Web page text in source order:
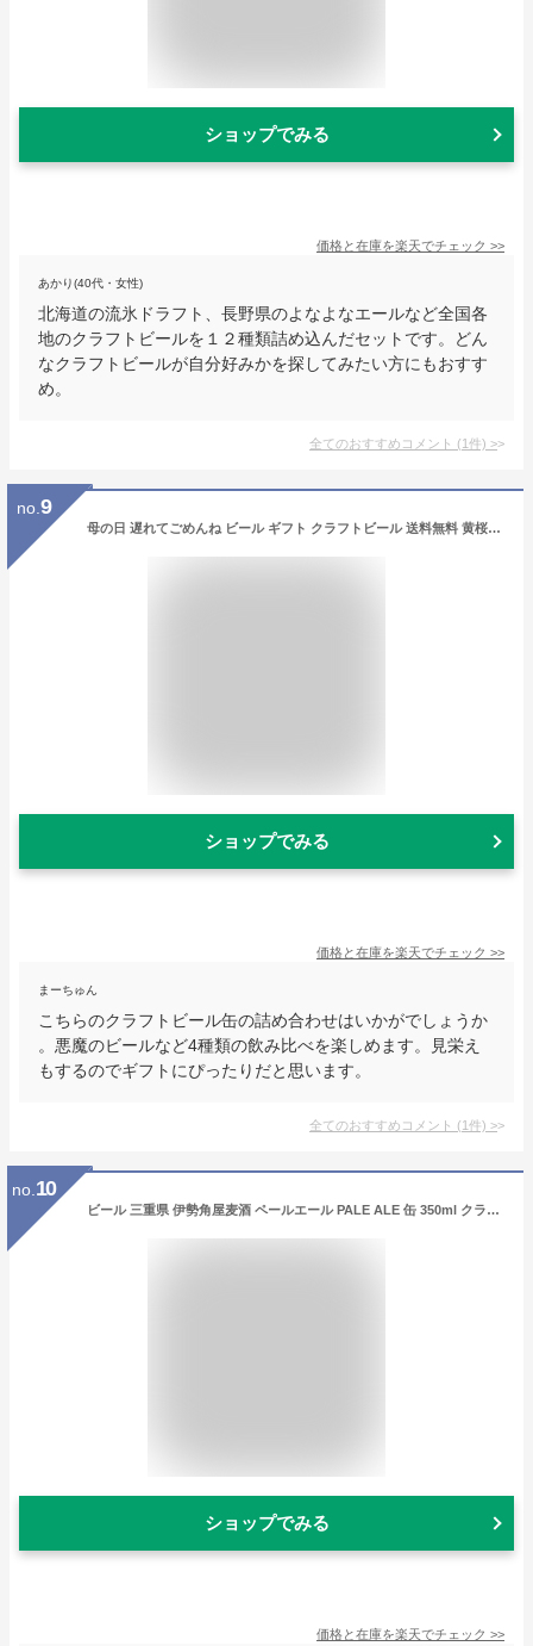
ショップでみる
価格と在庫を楽天でチェック >>
あかり(40代・女性)
北海道の流氷ドラフト、長野県のよなよなエールなど全国各
地のクラフトビールを１２種類詰め込んだセットです。どん
なクラフトビールが自分好みかを探してみたい方にもおすす
め。
全てのおすすめコメント (1件) >
no. 9
母の日 遅れてごめんね ビール ギフト クラフトビール 送料無料 黄桜公式 悪魔と犬猫ビール 4種4缶 飲み比べ セット 350ml 4本 詰め合わせ 誕生日 プレゼント 地ビール ご当地ビール お酒 内祝い 出産内祝い 結婚内祝い お誕生日 プレゼント
ショップでみる
価格と在庫を楽天でチェック >>
まーちゅん
こちらのクラフトビール缶の詰め合わせはいかがでしょうか
。悪魔のビールなど4種類の飲み比べを楽しめます。見栄え
もするのでギフトにぴったりだと思います。
全てのおすすめコメント (1件) >
no. 10
ビール 三重県 伊勢角屋麦酒 ペールエール PALE ALE 缶 350ml クラフトビール お試し6本 お酒 新生活 入学祝い 卒業祝い 就職祝い 進学祝い
ショップでみる
価格と在庫を楽天でチェック >>